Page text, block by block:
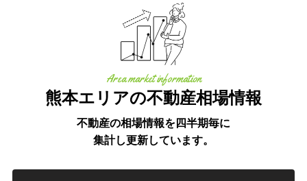
熊本エリアの不動産相場情報
Area market information
不動産の相場情報を四半期毎に
集計し更新しています。